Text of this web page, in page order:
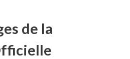
de la